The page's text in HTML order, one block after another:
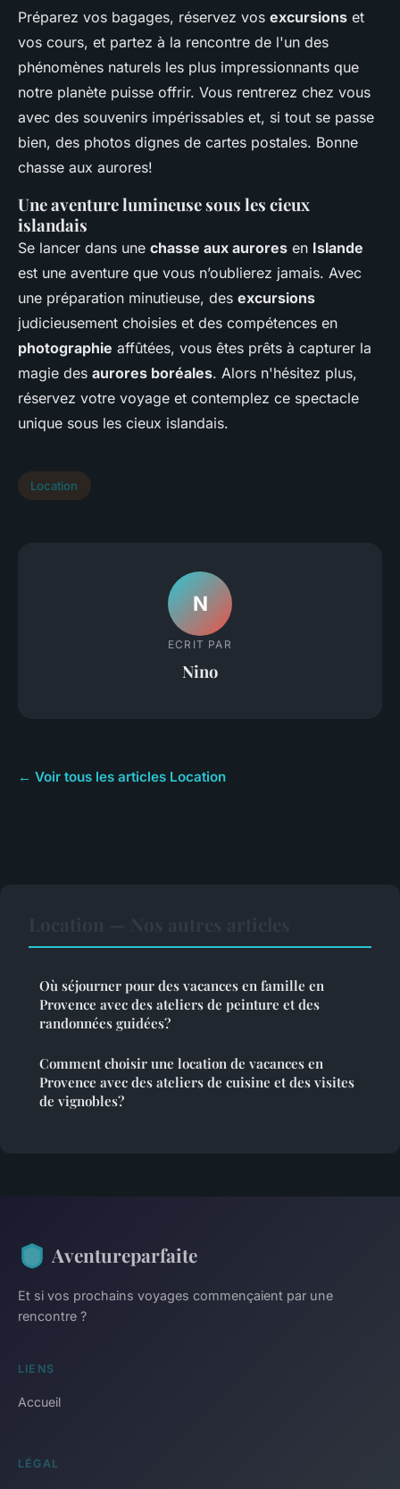
Préparez vos bagages, réservez vos excursions et
vos cours, et partez à la rencontre de l'un des
phénomènes naturels les plus impressionnants que
notre planète puisse offrir. Vous rentrerez chez vous
avec des souvenirs impérissables et, si tout se passe
bien, des photos dignes de cartes postales. Bonne
chasse aux aurores!
Une aventure lumineuse sous les cieux
islandais
Se lancer dans une chasse aux aurores en Islande
est une aventure que vous n’oublierez jamais. Avec
une préparation minutieuse, des excursions
judicieusement choisies et des compétences en
photographie affûtées, vous êtes prêts à capturer la
magie des aurores boréales. Alors n'hésitez plus,
réservez votre voyage et contemplez ce spectacle
unique sous les cieux islandais.
Location
N
ECRIT PAR
Nino
← Voir tous les articles Location
Où séjourner pour des vacances en famille en
Provence avec des ateliers de peinture et des
randonnées guidées?
Comment choisir une location de vacances en
Provence avec des ateliers de cuisine et des visites
de vignobles?
Aventureparfaite
Et si vos prochains voyages commençaient par une
rencontre ?
LIENS
Accueil
LÉGAL